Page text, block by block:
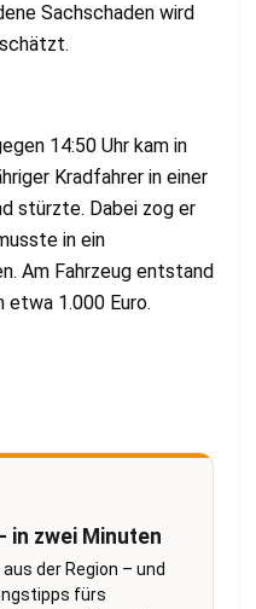
Sachschaden wird
14:50 Uhr kam in
Kradfahrer in einer
stürzte. Dabei zog er
in ein
Am Fahrzeug entstand
1.000 Euro.
in zwei Minuten
der Region – und
fürs